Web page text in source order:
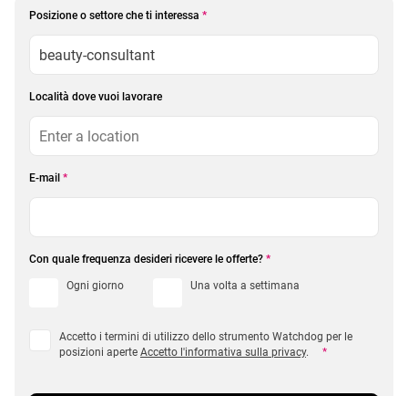
Posizione o settore che ti interessa *
Località dove vuoi lavorare
E-mail *
Con quale frequenza desideri ricevere le offerte? *
Ogni giorno Una volta a settimana
Accetto i termini di utilizzo dello strumento Watchdog per le
posizioni aperte Accetto l'informativa sulla privacy. *